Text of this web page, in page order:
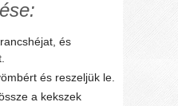
és
és reszeljük le.
a kekszek